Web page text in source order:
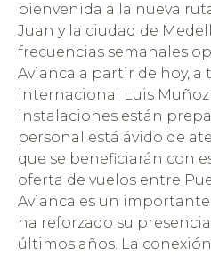
bienvenida a la nueva
Juan y la ciudad de
frecuencias semanales
Avianca a partir de hoy, a
internacional Luis Muñoz
instalaciones están
personal está ávido de
que se beneficiarán con
oferta de vuelos entre
Avianca es un
ha reforzado su
últimos años. La